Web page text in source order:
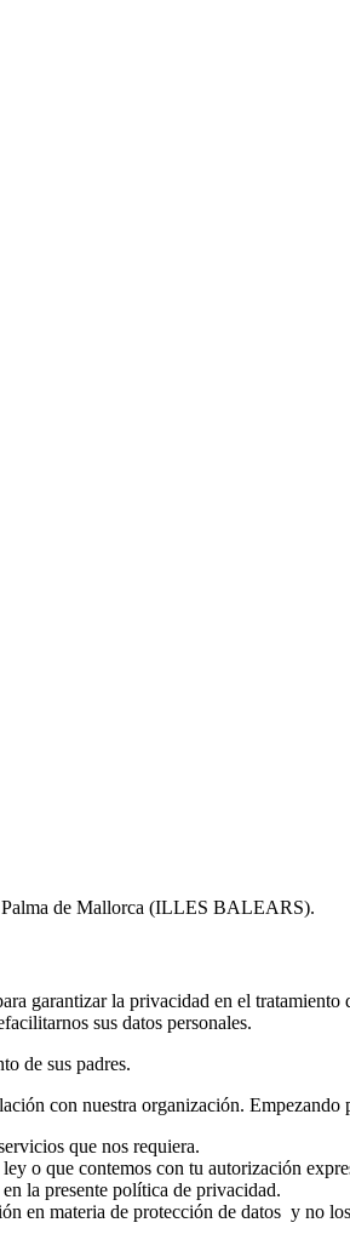
de Mallorca (ILLES BALEARS).
garantizar la privacidad en el tratamiento
sus datos personales.
de sus padres.
con nuestra organización. Empezando
que nos requiera.
o que contemos con tu autorización
la presente política de privacidad.
en materia de protección de datos y no